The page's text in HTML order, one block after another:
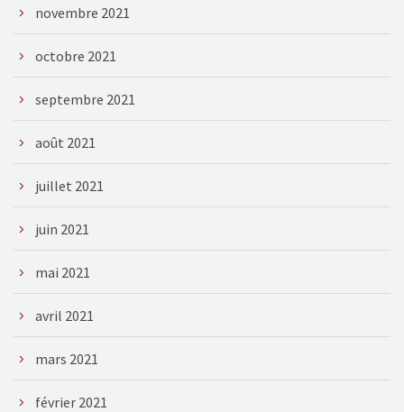
novembre 2021
octobre 2021
septembre 2021
août 2021
juillet 2021
juin 2021
mai 2021
avril 2021
mars 2021
février 2021